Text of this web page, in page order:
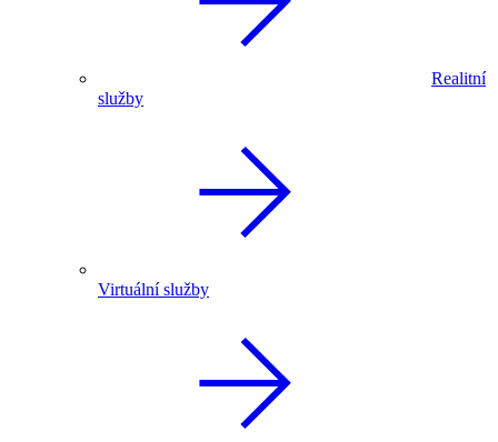
Realitní
služby
Virtuální služby